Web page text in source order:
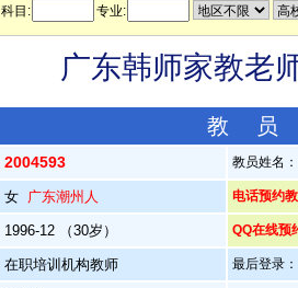
科目: 专业:
广东韩师家教老
教
2004593 教员姓名
女 广东潮州人 电话预约
1996-12 （30岁） QQ在线预
在职培训机构教师 最后登录